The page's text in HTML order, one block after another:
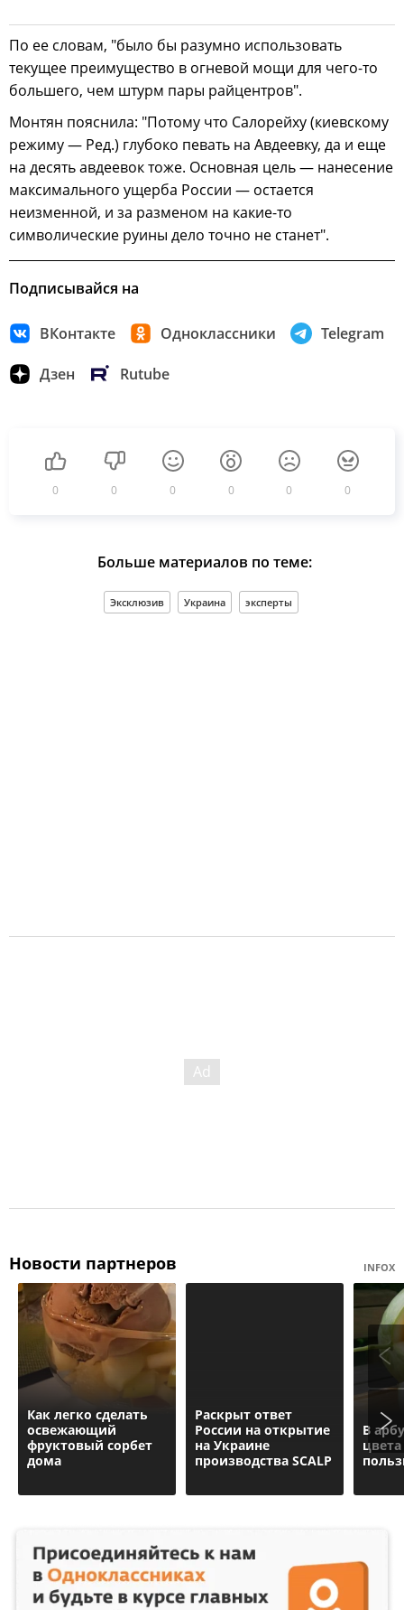
По ее словам, "было бы разумно использовать
текущее преимущество в огневой мощи для чего-то
большего, чем штурм пары райцентров".
Монтян пояснила: "Потому что Салорейху (киевскому
режиму — Ред.) глубоко певать на Авдеевку, да и еще
на десять авдеевок тоже. Основная цель — нанесение
максимального ущерба России — остается
неизменной, и за разменом на какие-то
символические руины дело точно не станет".
Подписывайся на
ВКонтакте Одноклассники Telegram
Дзен Rutube
0 0 0 0 0 0
Больше материалов по теме:
Эксклюзив Украина эксперты
Новости партнеров INFOX
Как легко сделать
освежающий
фруктовый сорбет
дома
Раскрыт ответ
России на открытие
на Украине
производства SCALP
В